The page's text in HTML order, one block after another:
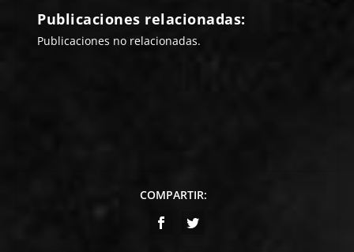
Publicaciones relacionadas:
Publicaciones no relacionadas.
COMPARTIR: